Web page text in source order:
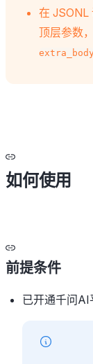
在 JSONL
顶层参数
如何使用
前提条件
已开通千问AI